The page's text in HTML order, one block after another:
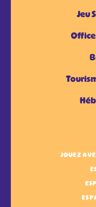
Jeu
JOUEZ